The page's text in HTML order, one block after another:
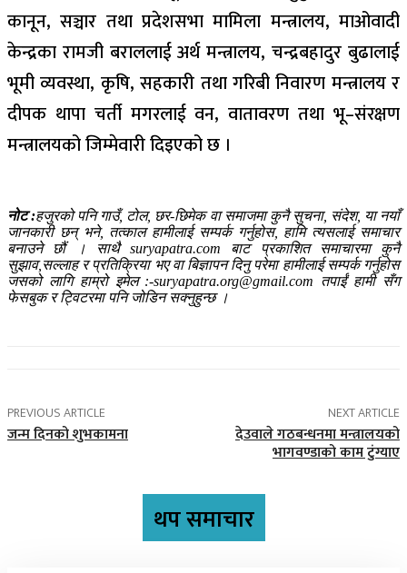
कानून, सञ्चार तथा प्रदेशसभा मामिला मन्त्रालय, माओवादी
केन्द्रका रामजी बराललाई अर्थ मन्त्रालय, चन्द्रबहादुर बुढालाई
भूमी व्यवस्था, कृषि, सहकारी तथा गरिबी निवारण मन्त्रालय र
दीपक थापा चर्ती मगरलाई वन, वातावरण तथा भू–संरक्षण
मन्त्रालयको जिम्मेवारी दिइएको छ ।
नोट :हजुरको पनि गाउँ, टोल, छर-छिमेक वा समाजमा कुनै सुचना, संदेश, या नयाँ
जानकारी छन् भने, तत्काल हामीलाई सम्पर्क गर्नुहोस, हामि त्यसलाई समाचार
बनाउने छौं । साथै suryapatra.com बाट प्रकाशित समाचारमा कुनै
सुझाव,सल्लाह र प्रतिक्रिया भए वा बिज्ञापन दिनु परेमा हामीलाई सम्पर्क गर्नुहोस
जसको लागि हाम्रो इमेल :-suryapatra.org@gmail.com तपाईं हामी सँग
फेसबुक र ट्विटरमा पनि जोडिन सक्नुहुन्छ ।
PREVIOUS ARTICLE
जन्म दिनको शुभकामना
NEXT ARTICLE
देउवाले गठबन्धनमा मन्त्रालयको
भागवण्डाको काम टुंग्याए
थप समाचार